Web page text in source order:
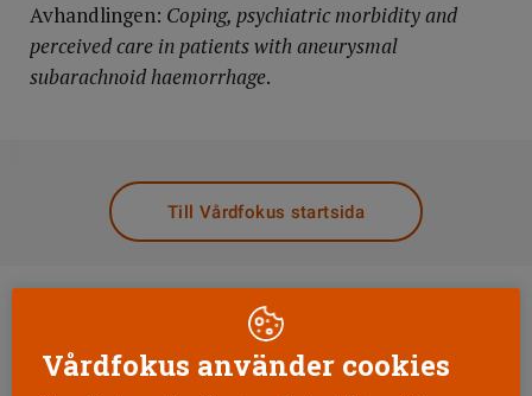
Avhandlingen: Coping, psychiatric morbidity and
perceived care in patients with aneurysmal
subarachnoid haemorrhage.
Till Vårdfokus startsida
Vårdfokus använder cookies